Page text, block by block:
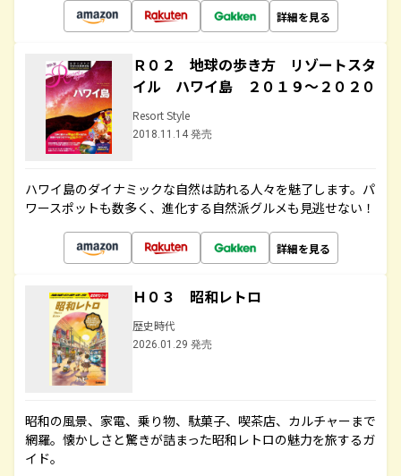
詳細を見る
Ｒ０２ 地球の歩き方 リゾートスタ
イル ハワイ島 ２０１９～２０２０
Resort Style
2018.11.14 発売
ハワイ島のダイナミックな自然は訪れる人々を魅了します。パ
ワースポットも数多く、進化する自然派グルメも見逃せない！
詳細を見る
Ｈ０３ 昭和レトロ
歴史時代
2026.01.29 発売
昭和の風景、家電、乗り物、駄菓子、喫茶店、カルチャーまで
網羅。懐かしさと驚きが詰まった昭和レトロの魅力を旅するガ
イド。